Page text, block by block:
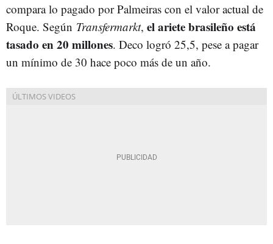
compara lo pagado por Palmeiras con el valor actual de
Roque. Según Transfermarkt, el ariete brasileño está
tasado en 20 millones. Deco logró 25,5, pese a pagar
un mínimo de 30 hace poco más de un año.